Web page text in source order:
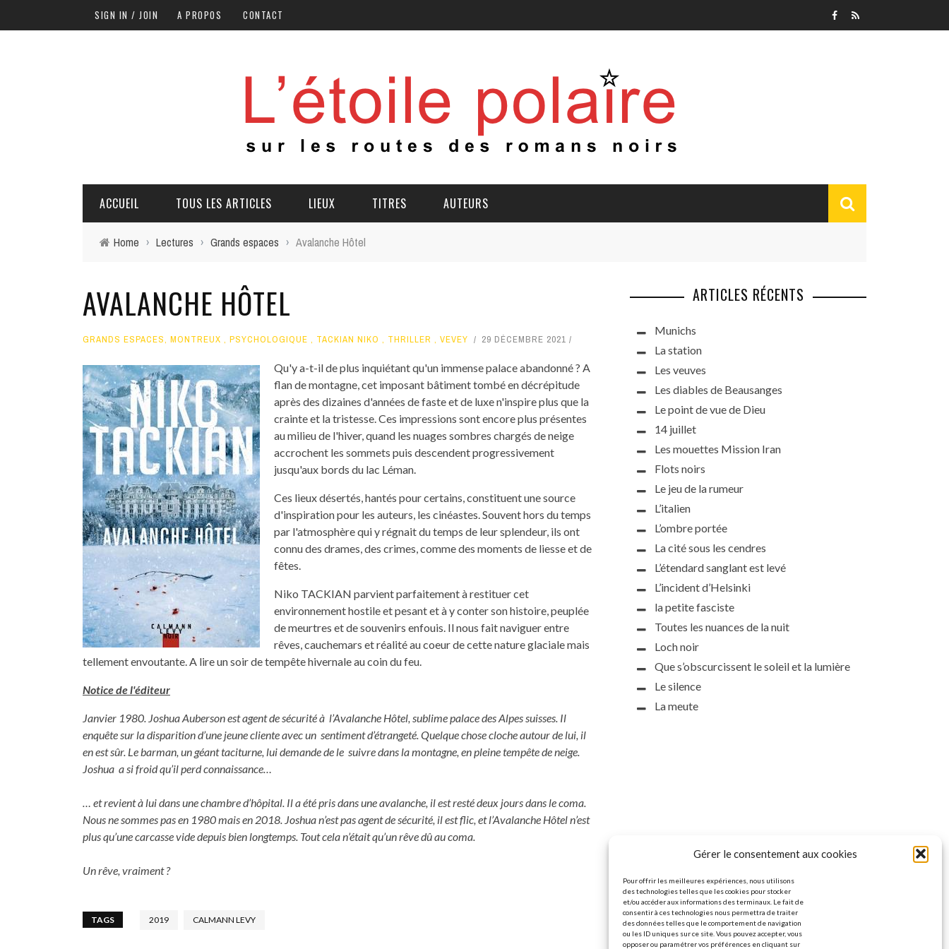
Gérer le consentement aux cookies
Pour offrir les meilleures expériences, nous utilisons
des technologies telles que les cookies pour stocker
et/ou accéder aux informations des terminaux. Le fait de
consentir à ces technologies nous permettra de traiter
des données telles que le comportement de navigation
ou les ID uniques sur ce site. Vous pouvez accepter, vous
opposer ou paramétrer vos préférences en cliquant sur
SIGN IN / JOIN A PROPOS CONTACT
ACCUEIL TOUS LES ARTICLES LIEUX TITRES AUTEURS
Home › Lectures › Grands espaces › Avalanche Hôtel
AVALANCHE HÔTEL
GRANDS ESPACES, MONTREUX , PSYCHOLOGIQUE , TACKIAN NIKO , THRILLER , VEVEY 29 DÉCEMBRE 2021
Qu'y a-t-il de plus inquiétant qu'un immense palace abandonné ? A
flan de montagne, cet imposant bâtiment tombé en décrépitude
après des dizaines d'années de faste et de luxe n'inspire plus que la
crainte et la tristesse. Ces impressions sont encore plus présentes
au milieu de l'hiver, quand les nuages sombres chargés de neige
accrochent les sommets puis descendent progressivement
jusqu'aux bords du lac Léman.
Ces lieux désertés, hantés pour certains, constituent une source
d'inspiration pour les auteurs, les cinéastes. Souvent hors du temps
par l'atmosphère qui y régnait du temps de leur splendeur, ils ont
connu des drames, des crimes, comme des moments de liesse et de
fêtes.
Niko TACKIAN parvient parfaitement à restituer cet
environnement hostile et pesant et à y conter son histoire, peuplée
de meurtres et de souvenirs enfouis. Il nous fait naviguer entre
rêves, cauchemars et réalité au coeur de cette nature glaciale mais
tellement envoutante. A lire un soir de tempête hivernale au coin du feu.
Notice de l'éditeur
Janvier 1980. Joshua Auberson est agent de sécurité à l’Avalanche Hôtel, sublime palace des Alpes suisses. Il
enquête sur la disparition d’une jeune cliente avec un sentiment d’étrangeté. Quelque chose cloche autour de lui, il
en est sûr. Le barman, un géant taciturne, lui demande de le suivre dans la montagne, en pleine tempête de neige.
Joshua a si froid qu’il perd connaissance…
… et revient à lui dans une chambre d’hôpital. Il a été pris dans une avalanche, il est resté deux jours dans le coma.
Nous ne sommes pas en 1980 mais en 2018. Joshua n’est pas agent de sécurité, il est flic, et l’Avalanche Hôtel n’est
plus qu’une carcasse vide depuis bien longtemps. Tout cela n’était qu’un rêve dû au coma.
Un rêve, vraiment ?
TAGS 2019 CALMANN LEVY
ARTICLES RÉCENTS
Munichs
La station
Les veuves
Les diables de Beausanges
Le point de vue de Dieu
14 juillet
Les mouettes Mission Iran
Flots noirs
Le jeu de la rumeur
L’italien
L’ombre portée
La cité sous les cendres
L’étendard sanglant est levé
L’incident d’Helsinki
la petite fasciste
Toutes les nuances de la nuit
Loch noir
Que s’obscurcissent le soleil et la lumière
Le silence
La meute